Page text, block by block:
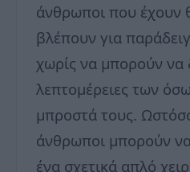
άνθρωποι που έχουν
βλέπουν για
χωρίς να μπορούν να
λεπτομέρειες των
μπροστά τους.
άνθρωποι μπορούν
ένα σχετικά απλό